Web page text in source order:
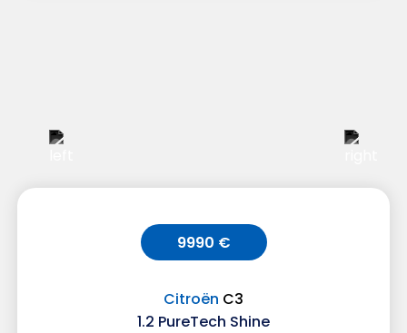
9990 €
Citroën C3
1.2 PureTech Shine